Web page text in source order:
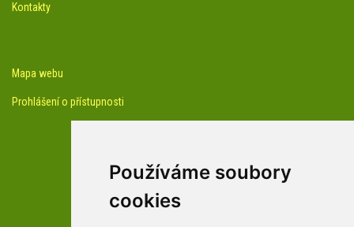
Používáme soubory
cookies
Kontakty
Mapa webu
Prohlášení o přístupnosti